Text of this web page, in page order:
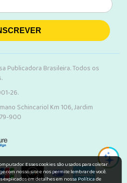
Publicadora Brasileira. Todos os
26.
Schincariol Km 106, Jardim
900
Esses cookies são usados para coletar
com nosso site e nos permite lembrar de você.
em detalhes em nossa Política de